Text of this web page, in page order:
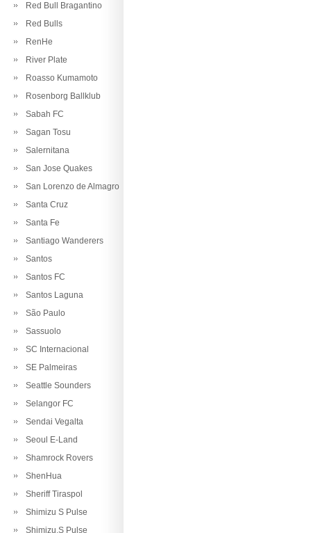
Red Bull Bragantino
Red Bulls
RenHe
River Plate
Roasso Kumamoto
Rosenborg Ballklub
Sabah FC
Sagan Tosu
Salernitana
San Jose Quakes
San Lorenzo de Almagro
Santa Cruz
Santa Fe
Santiago Wanderers
Santos
Santos FC
Santos Laguna
São Paulo
Sassuolo
SC Internacional
SE Palmeiras
Seattle Sounders
Selangor FC
Sendai Vegalta
Seoul E-Land
Shamrock Rovers
ShenHua
Sheriff Tiraspol
Shimizu S Pulse
Shimizu.S Pulse